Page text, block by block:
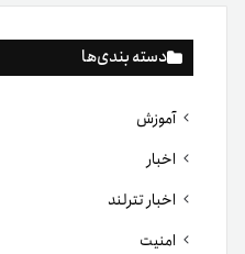
دسته بندی‌ها
آموزش
اخبار
اخبار تترلند
امنیت